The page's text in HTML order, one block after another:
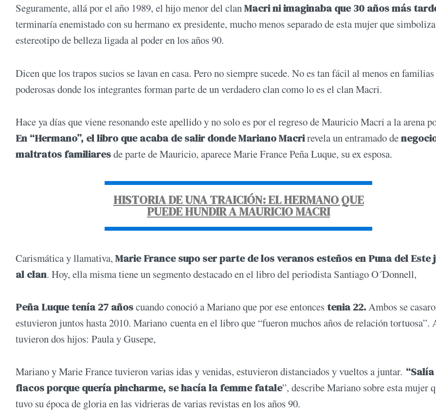
Seguramente, allá por el año 1989, el hijo menor del clanMacri ni imaginaba que 30 años más
terminaría enemistado con su hermano ex presidente, mucho menos separado de esta mujer que
estereotipo de belleza ligada al poder en los años 90.
Dicen que los trapos sucios se lavan en casa. Pero no siempre sucede. No es tan fácil al menos en familias
poderosas donde los integrantes forman parte de un verdadero clan como lo es el clan Macri.
Hace ya días que viene resonando este apellido y no solo es por el regreso de Mauricio Macri a la arena
En “Hermano”, el libro que acaba de salir donde Mariano Macrirevela un entramado de
maltratos familiaresde parte de Mauricio, aparece Marie France Peña Luque, su ex esposa.
HISTORIA DE UNA TRAICIÓN: EL HERMANO QUE
PUEDE HUNDIR A MAURICIO MACRI
Carismática y llamativa, Marie France supo ser parte de los veranos esteños en Puna del Este
al clan. Hoy, ella misma tiene un segmento destacado en el libro del periodista Santiago O´Donnell,
Peña Luque tenía 27 añoscuando conoció a Mariano que por ese entoncestenia 22.Ambos se
estuvieron juntos hasta 2010. Mariano cuenta en el libro que “fueron muchos años de relación tortuosa”.
tuvieron dos hijos: Paula y Gusepe,
Mariano y Marie France tuvieron varias idas y venidas, estuvieron distanciados y vueltos a juntar.
flacos porque quería pincharme, se hacía la femme fatale”, describe Mariano sobre esta mujer
tuvo su época de gloria en las vidrieras de varias revistas en los años 90.